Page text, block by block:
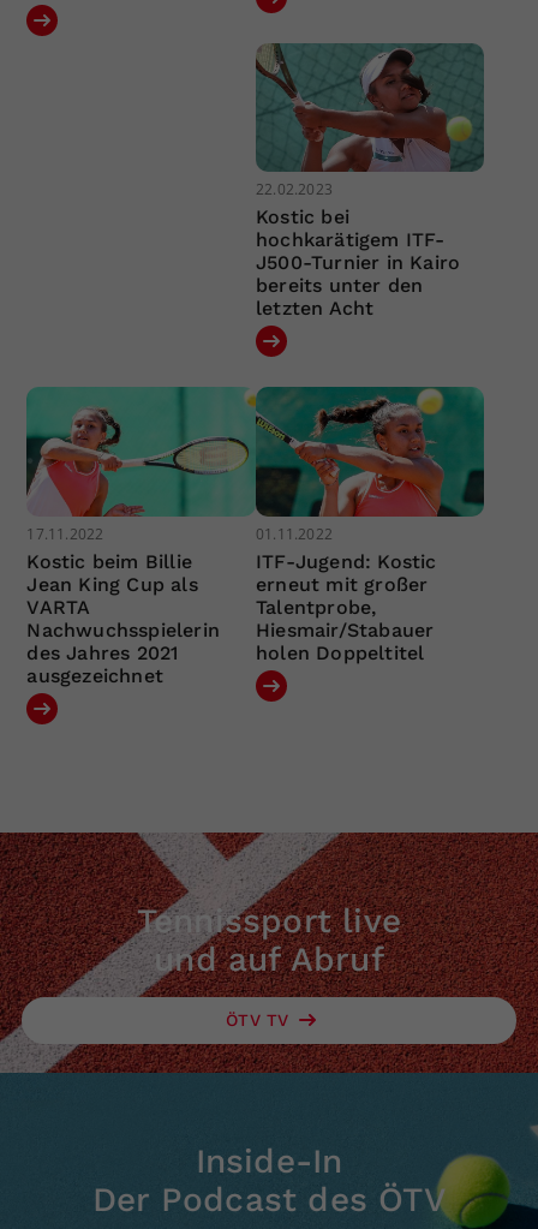
22.02.2023
Kostic bei
hochkarätigem ITF-
J500-Turnier in Kairo
bereits unter den
letzten Acht
17.11.2022
Kostic beim Billie
Jean King Cup als
VARTA
Nachwuchsspielerin
des Jahres 2021
ausgezeichnet
01.11.2022
ITF-Jugend: Kostic
erneut mit großer
Talentprobe,
Hiesmair/Stabauer
holen Doppeltitel
Tennissport live
und auf Abruf
ÖTV TV
Inside-In
Der Podcast des ÖTV